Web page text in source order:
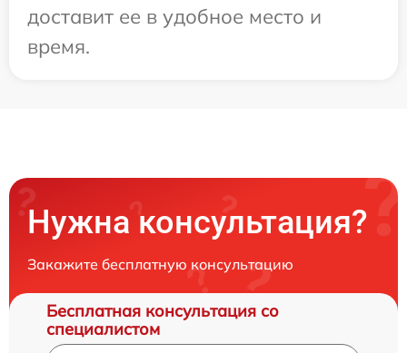
доставит ее в удобное место и
время.
Нужна консультация?
Закажите бесплатную консультацию
Бесплатная консультация со
специалистом